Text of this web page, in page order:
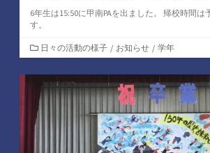
6年生は15:50に甲南PAを出ました。 帰校時間は
す。
カ
テ
ゴ
ー
日々の活動の様子 / お知らせ / 学年